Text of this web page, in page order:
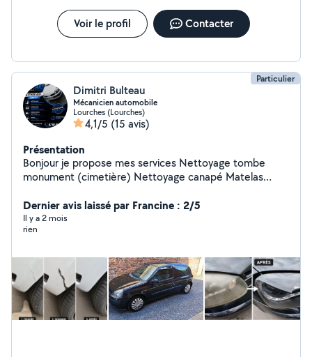
Voir le profil Contacter
Particulier
Dimitri Bulteau
Mécanicien automobile
Lourches (Lourches)
4,1/5 (15 avis)
Présentation
Bonjour je propose mes services Nettoyage tombe
monument (cimetière) Nettoyage canapé Matelas
Rénovation optique (voiture) Petite mécanique
automobile Quand j'ai pas de travail certain jours de
semaine je loue mon matériel très bon tarifs
Dernier avis laissé par Francine : 2/5
Il y a 2 mois
rien